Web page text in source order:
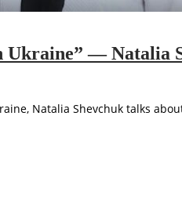
— Natalia
Natalia Shevchuk talks